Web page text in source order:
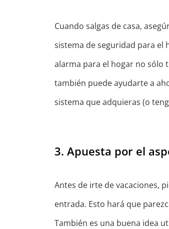
Cuando salgas de casa,
sistema de seguridad para el
alarma para el hogar no sólo
también puede ayudarte a
sistema que adquieras (o
3. Apuesta por el
Antes de irte de vacaciones,
entrada. Esto hará que
También es una buena idea